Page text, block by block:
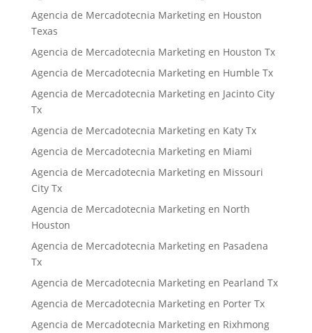
Agencia de Mercadotecnia Marketing en Houston
Texas
Agencia de Mercadotecnia Marketing en Houston Tx
Agencia de Mercadotecnia Marketing en Humble Tx
Agencia de Mercadotecnia Marketing en Jacinto City
Tx
Agencia de Mercadotecnia Marketing en Katy Tx
Agencia de Mercadotecnia Marketing en Miami
Agencia de Mercadotecnia Marketing en Missouri
City Tx
Agencia de Mercadotecnia Marketing en North
Houston
Agencia de Mercadotecnia Marketing en Pasadena
Tx
Agencia de Mercadotecnia Marketing en Pearland Tx
Agencia de Mercadotecnia Marketing en Porter Tx
Agencia de Mercadotecnia Marketing en Rixhmong